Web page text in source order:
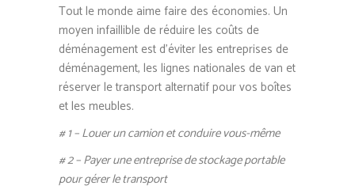
Tout le monde aime faire des économies. Un
moyen infaillible de réduire les coûts de
déménagement est d’éviter les entreprises de
déménagement, les lignes nationales de van et
réserver le transport alternatif pour vos boîtes
et les meubles.
# 1 – Louer un camion et conduire vous-même
# 2 – Payer une entreprise de stockage portable
pour gérer le transport